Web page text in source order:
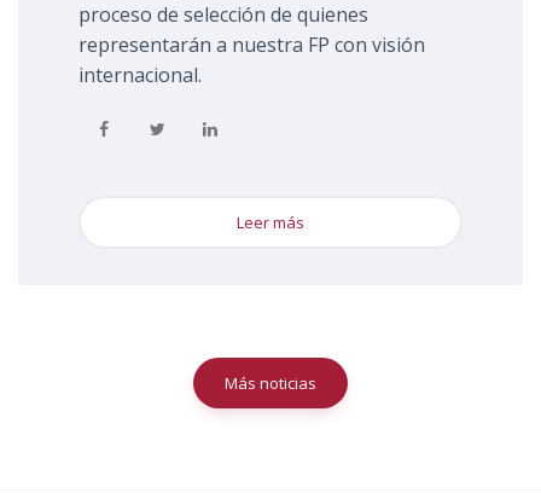
proceso de selección de quienes
representarán a nuestra FP con visión
internacional.
Leer más
Más noticias